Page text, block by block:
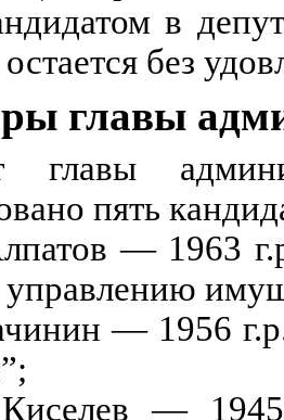
в
без
главы
пять
— 1963
— 1956
— 1945